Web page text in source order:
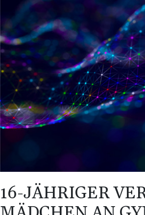
16-JÄHRIGER